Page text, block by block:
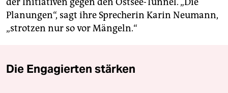
Planungen“, sagt ihre Sprecherin Karin Neumann,
„strotzen nur so vor Mängeln.“
Die Engagierten stärken